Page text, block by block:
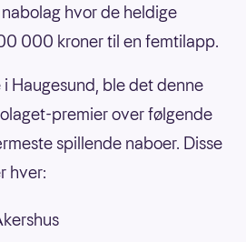
hvor de heldige
000 kroner til en femtilapp.
Haugesund, ble det denne
premier over følgende
spillende naboer. Disse
hver: